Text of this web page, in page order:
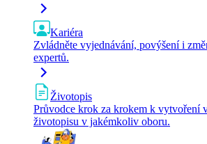
Kariéra
Zvládněte vyjednávání, povýšení i
expertů.
Životopis
Průvodce krok za krokem k vytvoření
životopisu v jakémkoliv oboru.